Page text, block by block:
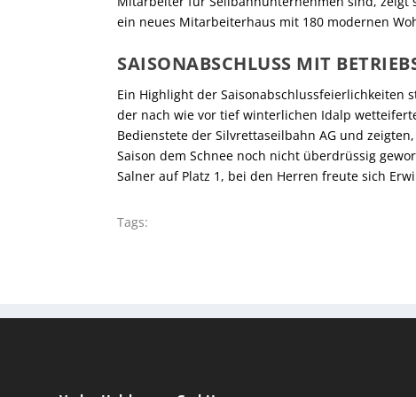
ein neues Mitarbeiterhaus mit 180 modernen
SAISONABSCHLUSS MIT
Ein Highlight der Saisonabschlussfeierlichkeiten
der nach wie vor tief winterlichen Idalp
Bedienstete der Silvrettaseilbahn AG und
Saison dem Schnee noch nicht überdrüssig
Salner auf Platz 1, bei den Herren freute sich
Tags: